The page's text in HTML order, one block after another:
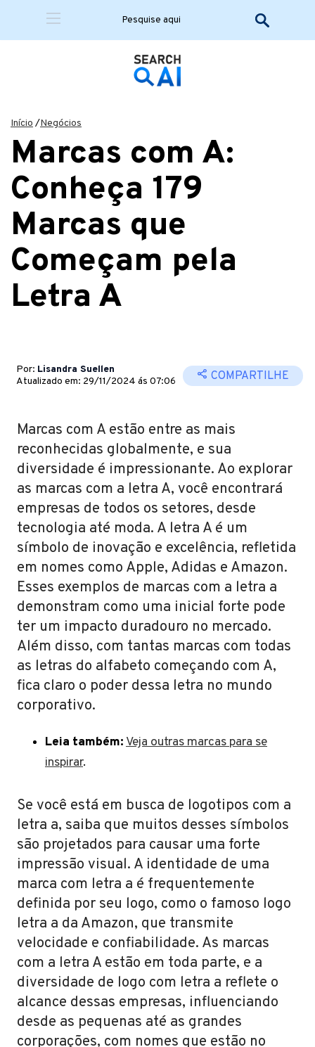
Início /Negócios
Marcas com A:
Conheça 179
Marcas que
Começam pela
Letra A
Por: Lisandra Suellen
Atualizado em: 29/11/2024 ás 07:06
COMPARTILHE
Marcas com A estão entre as mais
reconhecidas globalmente, e sua
diversidade é impressionante. Ao explorar
as marcas com a letra A, você encontrará
empresas de todos os setores, desde
tecnologia até moda. A letra A é um
símbolo de inovação e excelência, refletida
em nomes como Apple, Adidas e Amazon.
Esses exemplos de marcas com a letra a
demonstram como uma inicial forte pode
ter um impacto duradouro no mercado.
Além disso, com tantas marcas com todas
as letras do alfabeto começando com A,
fica claro o poder dessa letra no mundo
corporativo.
Leia também:Veja outras marcas para se
inspirar.
Se você está em busca de logotipos com a
letra a, saiba que muitos desses símbolos
são projetados para causar uma forte
impressão visual. A identidade de uma
marca com letra a é frequentemente
definida por seu logo, como o famoso logo
letra a da Amazon, que transmite
velocidade e confiabilidade. As marcas
com a letra A estão em toda parte, e a
diversidade de logo com letra a reflete o
alcance dessas empresas, influenciando
desde as pequenas até as grandes
corporações, com nomes que estão no